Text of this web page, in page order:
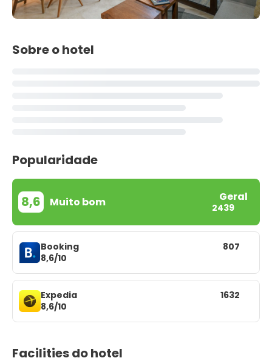
Sobre o hotel
Popularidade
8,6 Muito bom Geral
2439
Booking
8,6/10
807
Expedia
8,6/10
1632
Facilities do hotel